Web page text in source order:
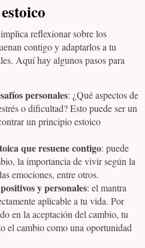
reflexionar sobre los
contigo y adaptarlos a tu
Aquí hay algunos pasos para
personales: ¿Qué aspectos de
o dificultad? Esto puede ser un
un principio estoico
que resuene contigo: puede
la importancia de vivir según la
emociones, entre otros.
y personales: el mantra
aplicable a tu vida. Por
en la aceptación del cambio, tu
el cambio como una oportunidad